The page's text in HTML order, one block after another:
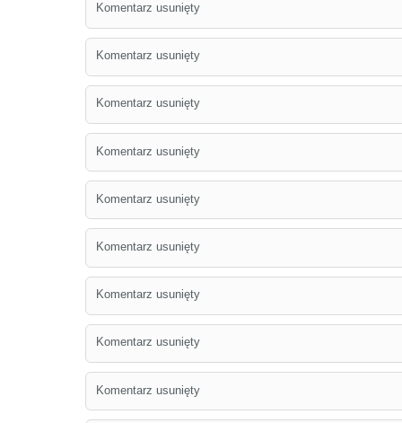
Komentarz usunięty
Komentarz usunięty
Komentarz usunięty
Komentarz usunięty
Komentarz usunięty
Komentarz usunięty
Komentarz usunięty
Komentarz usunięty
Komentarz usunięty